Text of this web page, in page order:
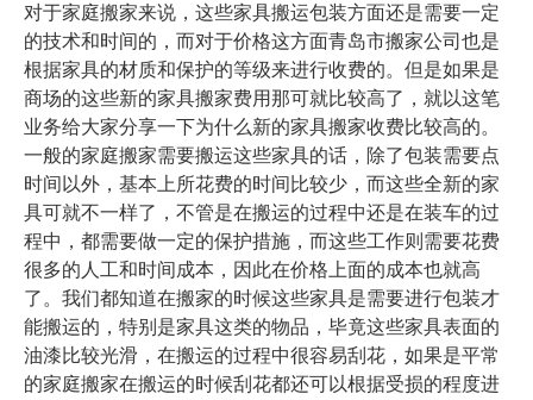
对于家庭搬家来说，这些家具搬运包装方面还是需要一定
的技术和时间的，而对于价格这方面青岛市搬家公司也是
根据家具的材质和保护的等级来进行收费的。但是如果是
商场的这些新的家具搬家费用那可就比较高了， 就以这笔
业务给大家分享一下为什么新的家具搬家收费比较高的。
一般的家庭搬家需要搬运这些家具的话，除了包装需要点
时间以外，基本上所花费的时间比较少，而这些全新的家
具可就不一样了，不管是在搬运的过程中还是在装车的过
程中，都需要做一定的保护措施，而这些工作则需要花费
很多的人工和时间成本，因此在价格上面的成本也就高
了。 我们都知道在搬家的时候这些家具是需要进行包装才
能搬运的，特别是家具这类的物品，毕竟这些家具表面的
油漆比较光滑，在搬运的过程中很容易刮花，如果是平常
的家庭搬家在搬运的时候刮花都还可以根据受损的程度进